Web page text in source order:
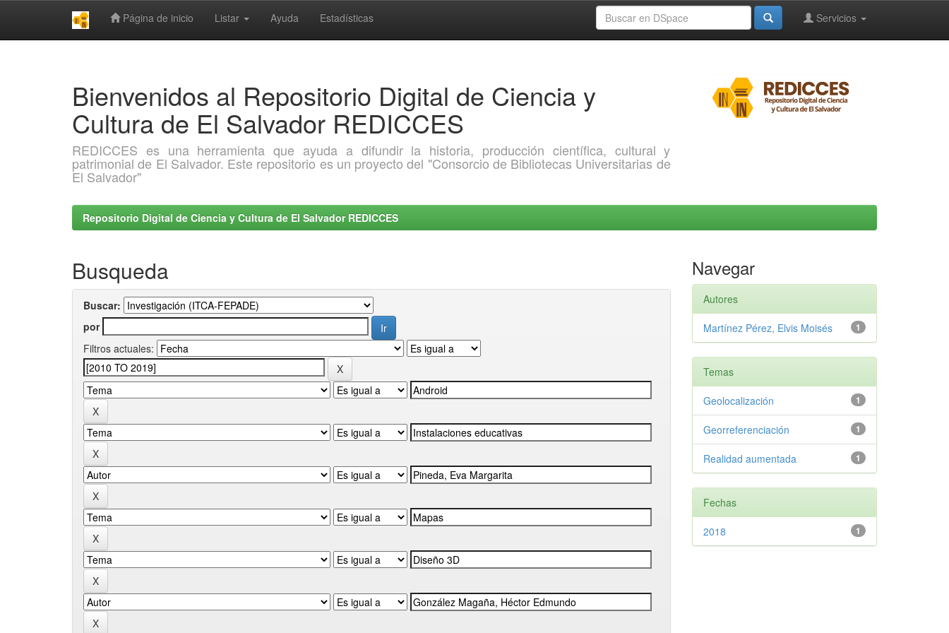
Página de inicio Listar Ayuda Estadísticas Servicios
Bienvenidos al Repositorio Digital de Ciencia y
Cultura de El Salvador REDICCES
REDICCES es una herramienta que ayuda a difundir la historia, producción científica, cultural y
patrimonial de El Salvador. Este repositorio es un proyecto del "Consorcio de Bibliotecas Universitarias de
El Salvador"
Repositorio Digital de Ciencia y Cultura de El Salvador REDICCES
Busqueda
Buscar:
por
Filtros actuales:
Navegar
Autores
1
Martínez Pérez, Elvis Moisés
Temas
1
Geolocalización
1
Georreferenciación
1
Realidad aumentada
Fechas
1
2018